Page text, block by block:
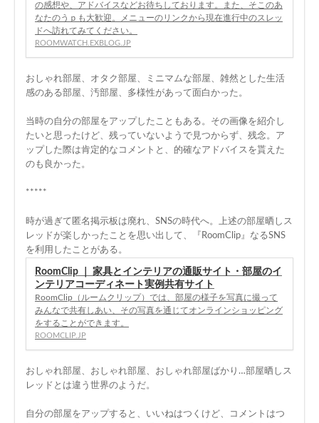
の感想や、アドバイスなどお待ちしております。また、そこのあ
なたのうｐも大歓迎。メニューのリンクから現在進行中のスレッ
ドへ訪れてみてください。
ROOMWATCH.EXBLOG.JP
おしゃれ部屋、オタク部屋、ミニマムな部屋、雑然とした生活
感のある部屋、汚部屋、多様性があって面白かった。
当時の自分の部屋をアップしたこともある。その画像を紹介し
たいと思ったけど、残っていないようで見つからず、残念。ア
ップした際は肯定的なコメントと、的確なアドバイスを貰えた
のも良かった。
*****
時が過ぎて匿名掲示板は廃れ、SNSの時代へ。上述の部屋晒しス
レッドが楽しかったことを思い出して、『RoomClip』なるSNS
を利用したことがある。
RoomClip ｜ 家具とインテリアの通販サイト・部屋のイ
ンテリアコーディネート実例共有サイト
RoomClip（ルームクリップ）では、部屋の様子を写真に撮って
みんなで共有しあい、その写真を通じてオンラインショッピング
をすることができます。
ROOMCLIP.JP
おしゃれ部屋、おしゃれ部屋、おしゃれ部屋ばかり…部屋晒しス
レッドとは違う世界のようだ。
自分の部屋をアップすると、いいねはつくけど、コメントはつ